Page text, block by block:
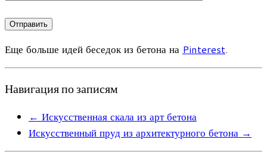
Еще больше идей беседок из бетона на Pinterest.
Навигация по записям
← Искусственная скала из арт бетона
Искусственный пруд из архитектурного бетона →